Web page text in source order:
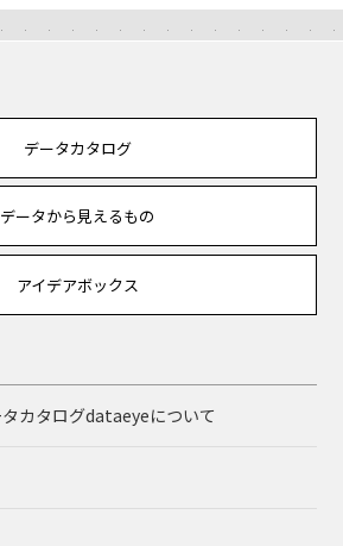
データカタログ
データから見えるもの
アイデアボックス
カタログdataeyeについて